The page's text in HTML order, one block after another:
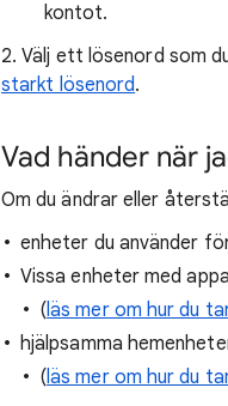
kontot.
2. Välj ett lösenord som
starkt lösenord.
Vad händer när
Om du ändrar eller
enheter du använder
Vissa enheter med
(läs mer om hur du
hjälpsamma
(läs mer om hur du